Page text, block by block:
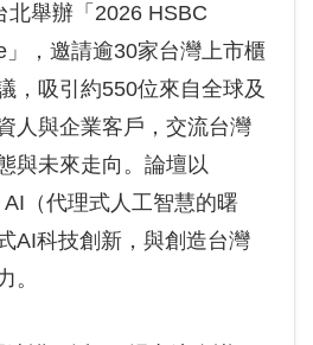
北舉辦「2026 HSBC
」，邀請逾30家台灣上市櫃
，吸引約550位來自全球及
人與企業客戶，交流台灣
與未來走向。論壇以
AI（代理式人工智慧的曙
AI科技創新，與創造台灣
。